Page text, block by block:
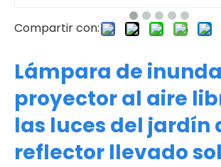
Compartir con:
Lámpara de
proyector al aire
las luces del jardín
reflector llevado